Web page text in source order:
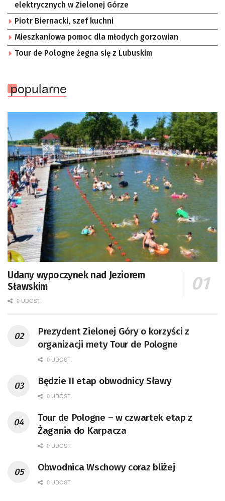
elektrycznych w Zielonej Górze
Piotr Biernacki, szef kuchni
Mieszkaniowa pomoc dla młodych gorzowian
Tour de Pologne żegna się z Lubuskim
popularne
Udany wypoczynek nad Jeziorem
Sławskim
0 UDOST.
Prezydent Zielonej Góry o korzyści z
organizacji mety Tour de Pologne
0 UDOST.
Będzie II etap obwodnicy Sławy
0 UDOST.
Tour de Pologne – w czwartek etap z
Żagania do Karpacza
0 UDOST.
Obwodnica Wschowy coraz bliżej
0 UDOST.